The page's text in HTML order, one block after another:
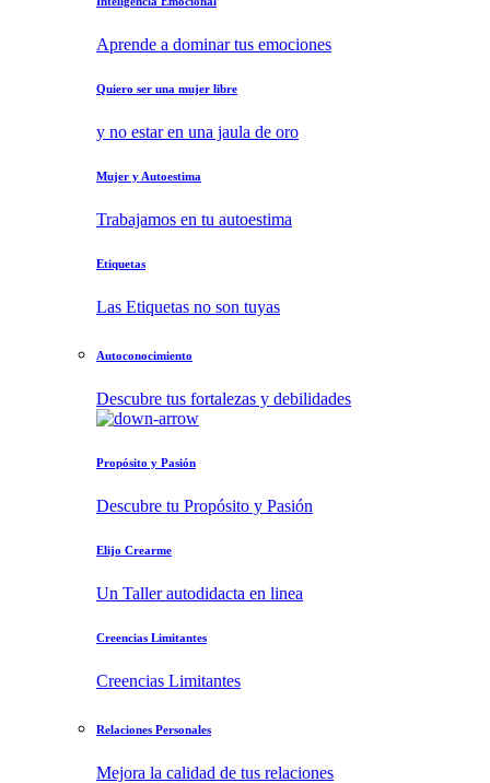
Aprende a dominar tus emociones
Quiero ser una mujer libre
y no estar en una jaula de oro
Mujer y Autoestima
Trabajamos en tu autoestima
Etiquetas
Las Etiquetas no son tuyas
Autoconocimiento
Descubre tus fortalezas y debilidades
Propósito y Pasión
Descubre tu Propósito y Pasión
Elijo Crearme
Un Taller autodidacta en linea
Creencias Limitantes
Creencias Limitantes
Relaciones Personales
Mejora la calidad de tus relaciones